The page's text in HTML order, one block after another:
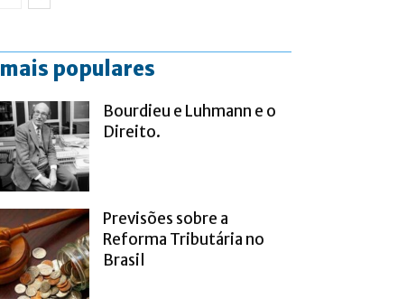
mais populares
Bourdieu e Luhmann e o
Direito.
Previsões sobre a
Reforma Tributária no
Brasil